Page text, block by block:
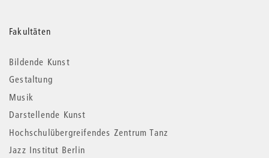
Weitere
Informationen
Fakultäten
Bildende Kunst
Gestaltung
Musik
Darstellende Kunst
Hochschulübergreifendes Zentrum Tanz
Jazz Institut Berlin